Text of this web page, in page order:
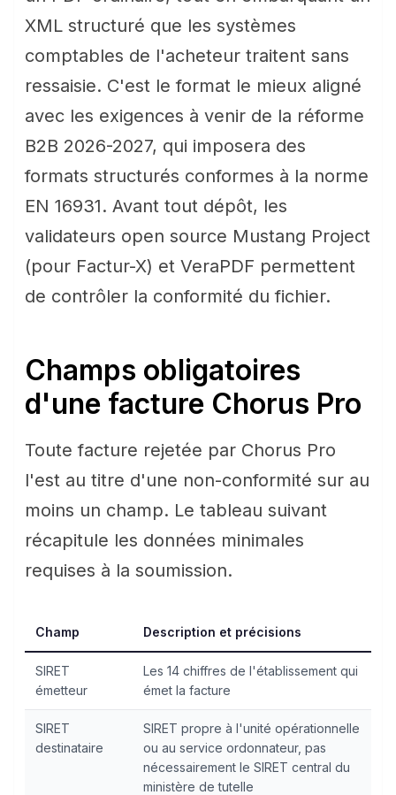
XML structuré que les systèmes
comptables de l'acheteur traitent sans
ressaisie. C'est le format le mieux aligné
avec les exigences à venir de la réforme
B2B 2026-2027, qui imposera des
formats structurés conformes à la norme
EN 16931. Avant tout dépôt, les
validateurs open source Mustang Project
(pour Factur-X) et VeraPDF permettent
de contrôler la conformité du fichier.
Champs obligatoires
d'une facture Chorus Pro
Toute facture rejetée par Chorus Pro
l'est au titre d'une non-conformité sur au
moins un champ. Le tableau suivant
récapitule les données minimales
requises à la soumission.
Champ Description et précisions
SIRET
émetteur
Les 14 chiffres de l'établissement qui
émet la facture
SIRET
destinataire
SIRET propre à l'unité opérationnelle
ou au service ordonnateur, pas
nécessairement le SIRET central du
ministère de tutelle